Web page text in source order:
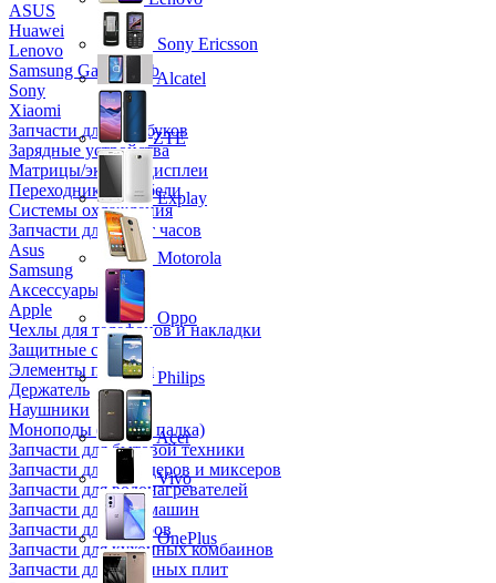
ASUS
Huawei
Lenovo
Samsung Galaxy Tab
Sony
Xiaomi
Запчасти для ноутбуков
Зарядные устройства
Матрицы/экраны/дисплеи
Переходники и кабели
Системы охлаждения
Запчасти для смарт часов
Asus
Samsung
Аксессуары
Apple
Чехлы для телефонов и накладки
Защитные стекла
Элементы питания
Держатель
Наушники
Моноподы (Селфи палка)
Запчасти для бытовой техники
Запчасти для блендеров и миксеров
Запчасти для водонагревателей
Запчасти для кофемашин
Запчасти для кулеров
Запчасти для кухонных комбаинов
Запчасти для кухонных плит
Sony Ericsson
Alcatel
ZTE
Explay
Motorola
Oppo
Philips
Acer
Vivo
OnePlus